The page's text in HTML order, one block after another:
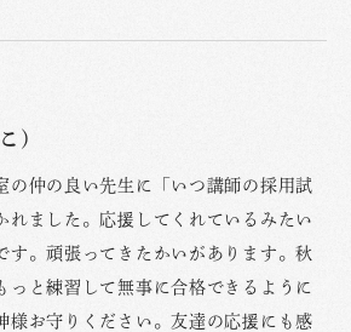
)
の仲の良い先生に「いつ講師の採用試
れました。応援してくれているみたい
す。頑張ってきたかいがあります。秋
っと練習して無事に合格できるように
様お守りください。友達の応援にも感